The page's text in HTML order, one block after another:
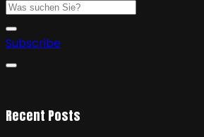
Subscribe
Recent Posts